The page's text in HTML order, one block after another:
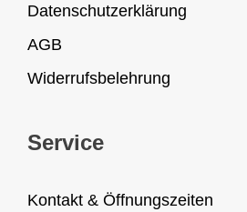
Datenschutzerklärung
AGB
Widerrufsbelehrung
Service
Kontakt & Öffnungszeiten